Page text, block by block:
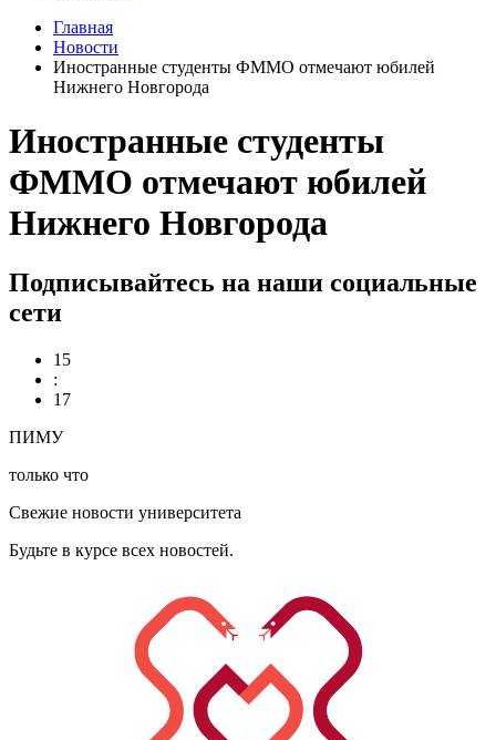
Главная
Новости
Иностранные студенты ФММО отмечают юбилей
Нижнего Новгорода
Иностранные студенты
ФММО отмечают юбилей
Нижнего Новгорода
Подписывайтесь на наши социальные
сети
15
:
17
ПИМУ
только что
Свежие новости университета
Будьте в курсе всех новостей.